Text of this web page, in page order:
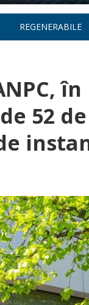
REGENERABILE
52